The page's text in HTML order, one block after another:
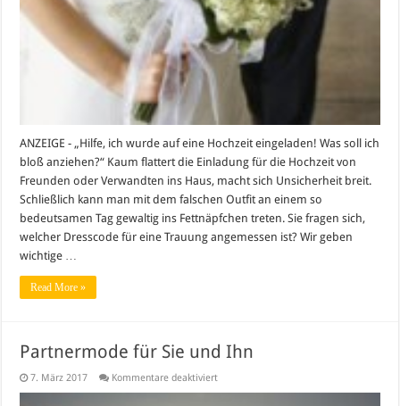
ANZEIGE - „Hilfe, ich wurde auf eine Hochzeit eingeladen! Was soll ich
bloß anziehen?“ Kaum flattert die Einladung für die Hochzeit von
Freunden oder Verwandten ins Haus, macht sich Unsicherheit breit.
Schließlich kann man mit dem falschen Outfit an einem so
bedeutsamen Tag gewaltig ins Fettnäpfchen treten. Sie fragen sich,
welcher Dresscode für eine Trauung angemessen ist? Wir geben
wichtige …
Read More »
Partnermode für Sie und Ihn
7. März 2017 Kommentare deaktiviertfür